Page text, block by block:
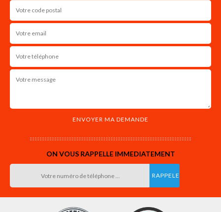
ON VOUS RAPPELLE IMMEDIATEMENT